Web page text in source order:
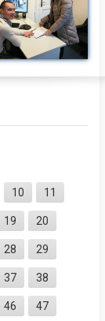
10 11
19 20
28 29
37 38
46 47